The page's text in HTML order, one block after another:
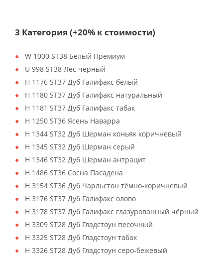
3 Категория (+20% к стоимости)
W 1000 ST38 Белый Премиум
U 998 ST38 Лес чёрный
H 1176 ST37 Дуб Галифакс белый
H 1180 ST37 Дуб Галифакс натуральный
H 1181 ST37 Дуб Галифакс табак
H 1250 ST36 Ясень Наварра
H 1344 ST32 Дуб Шерман коньяк коричневый
H 1345 ST32 Дуб Шерман серый
H 1346 ST32 Дуб Шерман антрацит
H 1486 ST36 Сосна Пасадена
H 3154 ST36 Дуб Чарльстон тёмно-коричневый
H 3176 ST37 Дуб Галифакс олово
H 3178 ST37 Дуб Галифакс глазурованный чёрный
H 3309 ST28 Дуб Гладстоун песочный
H 3325 ST28 Дуб Гладстоун табак
H 3326 ST28 Дуб Гладстоун серо-бежевый